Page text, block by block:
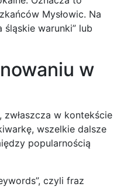
Mysłowic. Na
warunki” lub
w
w kontekście
wszelkie dalsze
popularnością
czyli fraz